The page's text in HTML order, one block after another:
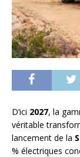
D’ici 2027, la
véritable
lancement de la
% électriques